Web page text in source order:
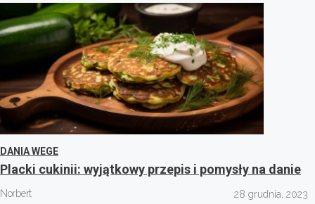
DANIA WEGE
Placki cukinii: wyjątkowy przepis i pomysły na danie
Norbert 28 grudnia, 2023